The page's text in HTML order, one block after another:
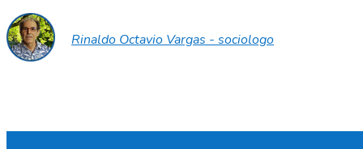
Rinaldo Octavio Vargas - sociologo